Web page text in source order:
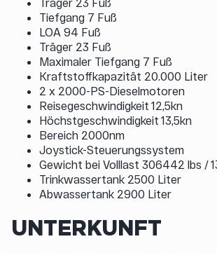
Tiefgang 7 Fuß
LOA 94 Fuß
Träger 23 Fuß
Maximaler Tiefgang 7 Fuß
Kraftstoffkapazität 20.000 Liter
2 x 2000-PS-Dieselmotoren
Reisegeschwindigkeit 12,5kn
Höchstgeschwindigkeit 13,5kn
Bereich 2000nm
Joystick-Steuerungssystem
Gewicht bei Volllast 306442 lbs /
Trinkwassertank 2500 Liter
Abwassertank 2900 Liter
UNTERKUNFT